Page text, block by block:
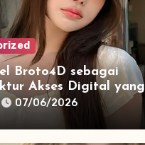
Broto4D sebagai
Akses Digital yang
dan Cepat
07/06/2026